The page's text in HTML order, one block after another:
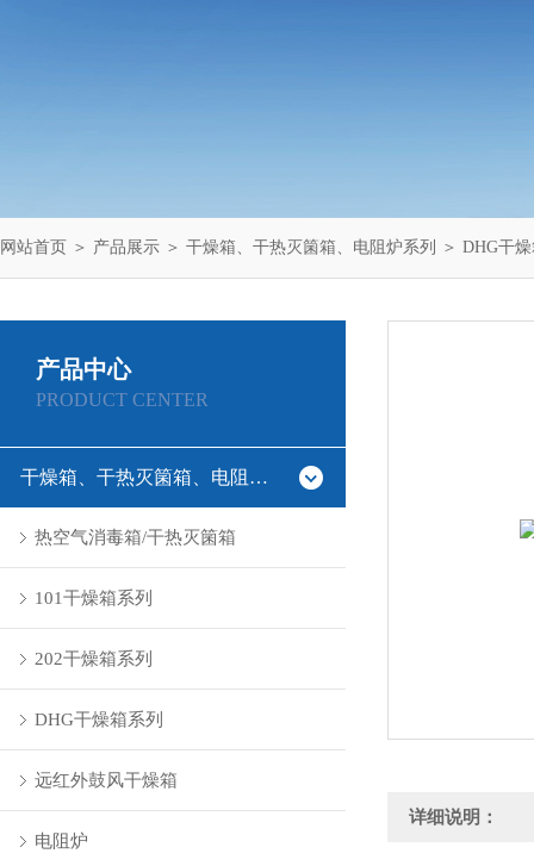
网站首页 ＞ 产品展示 ＞ 干燥箱、干热灭箘箱、电阻炉系列 ＞ DHG干
产品中心
PRODUCT CENTER
干燥箱、干热灭箘箱、电阻炉系列
热空气消毒箱/干热灭箘箱
101干燥箱系列
202干燥箱系列
DHG干燥箱系列
远红外鼓风干燥箱
电阻炉
详细说明：